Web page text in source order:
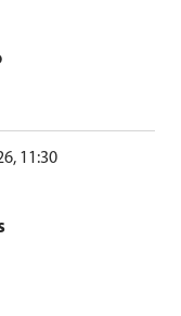
11:30